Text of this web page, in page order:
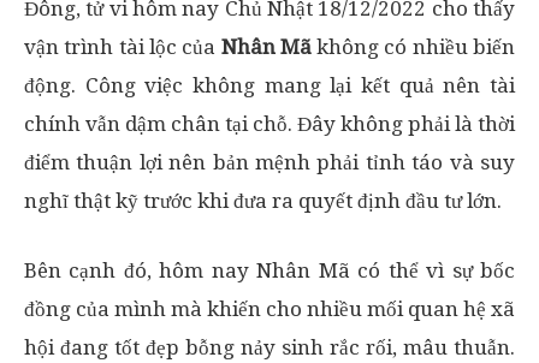
Đông, tử vi hôm nay Chủ Nhật 18/12/2022 cho thấy
vận trình tài lộc của Nhân Mãkhông có nhiều biến
động. Công việc không mang lại kết quả nên tài
chính vẫn dậm chân tại chỗ. Đây không phải là thời
điểm thuận lợi nên bản mệnh phải tỉnh táo và suy
nghĩ thật kỹ trước khi đưa ra quyết định đầu tư lớn.
Bên cạnh đó, hôm nay Nhân Mã có thể vì sự bốc
đồng của mình mà khiến cho nhiều mối quan hệ xã
hội đang tốt đẹp bỗng nảy sinh rắc rối, mâu thuẫn.